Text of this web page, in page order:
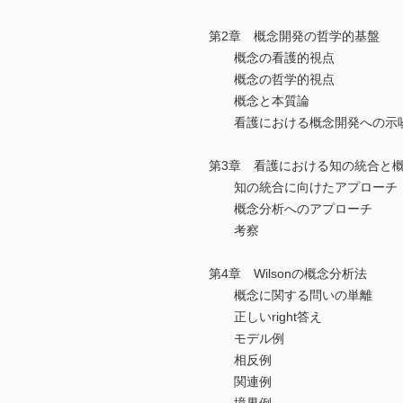
第2章 概念開発の哲学的基盤
概念の看護的視点
概念の哲学的視点
概念と本質論
看護における概念開発への示
第3章 看護における知の統合と
知の統合に向けたアプローチ
概念分析へのアプローチ
考察
第4章 Wilsonの概念分析法
概念に関する問いの単離
正しいright答え
モデル例
相反例
関連例